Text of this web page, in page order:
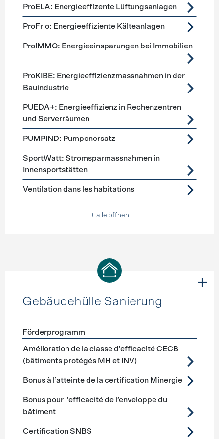
ProELA: Energieeffizente Lüftungsanlagen
ProFrio: Energieeffiziente Kälteanlagen
ProIMMO: Energieeinsparungen bei Immobilien
ProKIBE: Energieeffizienzmassnahmen in der
Bauindustrie
PUEDA+: Energieeffizienz in Rechenzentren
und Serverräumen
PUMPIND: Pumpenersatz
SportWatt: Stromsparmassnahmen in
Innensportstätten
Ventilation dans les habitations
+ alle öffnen
Gebäudehülle Sanierung
Förderprogramme Gebäudehülle Sanierung
Förderprogramm
Amélioration de la classe d'efficacité CECB
(bâtiments protégés MH et INV)
Bonus à l’atteinte de la certification Minergie
Bonus pour l'efficacité de l’enveloppe du
bâtiment
Certification SNBS